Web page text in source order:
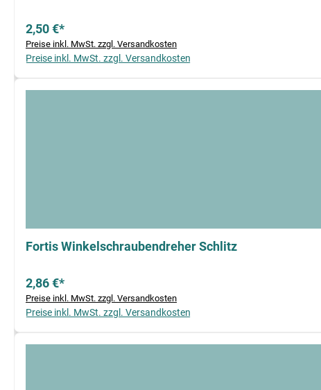
2,50 €*
Preise inkl. MwSt. zzgl. Versandkosten
Preise inkl. MwSt. zzgl. Versandkosten
Fortis Winkelschraubendreher Schlitz
2,86 €*
Preise inkl. MwSt. zzgl. Versandkosten
Preise inkl. MwSt. zzgl. Versandkosten